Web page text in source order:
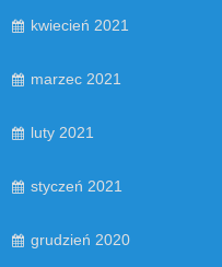
kwiecień 2021
marzec 2021
luty 2021
styczeń 2021
grudzień 2020